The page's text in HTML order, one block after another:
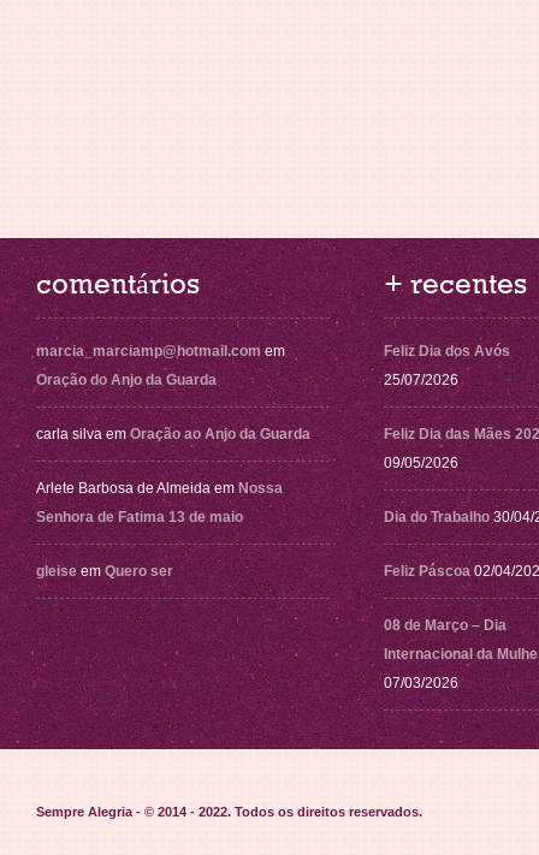
comentários
marcia_marciamp@hotmail.com em
Oração do Anjo da Guarda
carla silva em Oração ao Anjo da Guarda
Arlete Barbosa de Almeida em Nossa
Senhora de Fatima 13 de maio
gleise em Quero ser
+ recentes
Feliz Dia dos Avós
25/07/2026
Feliz Dia das Mães
09/05/2026
Dia do Trabalho 30/04/
Feliz Páscoa 02/04/
08 de Março – Dia
Internacional da
07/03/2026
Sempre Alegria - © 2014 - 2022. Todos os direitos reservados.